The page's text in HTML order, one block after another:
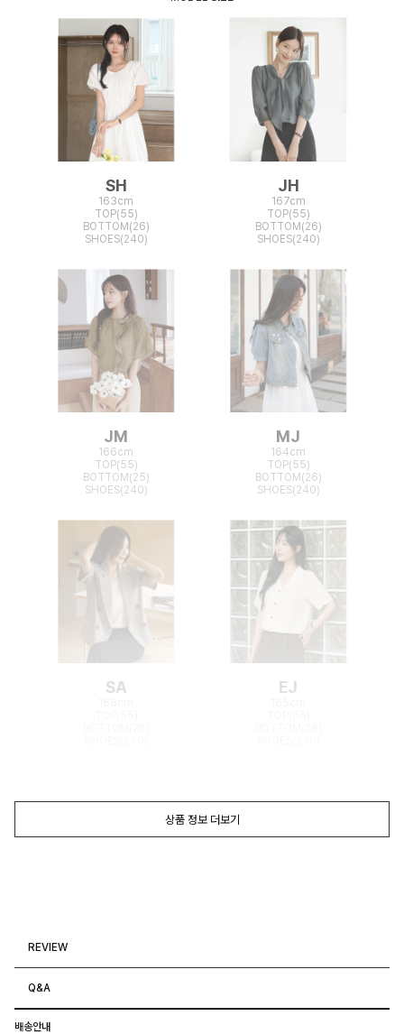
SH
163cm
TOP(55)
BOTTOM(26)
SHOES(240)
JH
167cm
TOP(55)
BOTTOM(26)
SHOES(240)
JM
166cm
TOP(55)
BOTTOM(25)
SHOES(240)
MJ
164cm
TOP(55)
BOTTOM(26)
SHOES(240)
SA EJ
상품 정보 더보기
REVIEW
Q&A
배송안내